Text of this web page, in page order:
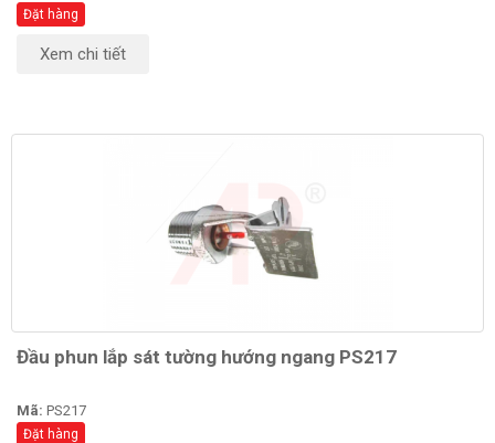
Đặt hàng
Xem chi tiết
Đầu phun lắp sát tường hướng ngang PS217
Mã: PS217
Đặt hàng